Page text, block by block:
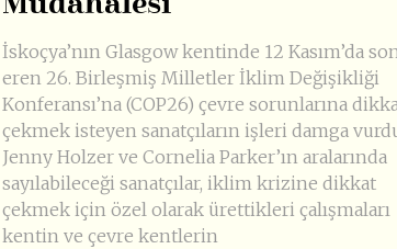
Müdahalesi
İskoçya’nın Glasgow kentinde 12 Kasım’da
eren 26. Birleşmiş Milletler İklim Değişikliği
Konferansı’na (COP26) çevre sorunlarına
çekmek isteyen sanatçıların işleri damga
Jenny Holzer ve Cornelia Parker’ın aralarında
sayılabileceği sanatçılar, iklim krizine dikkat
çekmek için özel olarak ürettikleri çalışmaları
kentin ve çevre kentlerin